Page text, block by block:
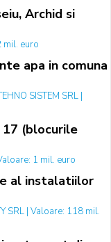
Archid si
mil. euro
apa in comuna
SISTEM SRL |
(blocurile
1 mil. euro
al instalatiilor
SRL | Valoare: 118 mil.